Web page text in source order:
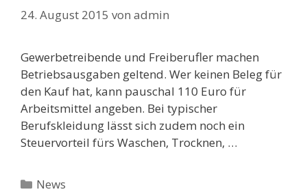
24. August 2015 von admin
Gewerbetreibende und Freiberufler machen
Betriebsausgaben geltend. Wer keinen Beleg für
den Kauf hat, kann pauschal 110 Euro für
Arbeitsmittel angeben. Bei typischer
Berufskleidung lässt sich zudem noch ein
Steuervorteil fürs Waschen, Trocknen, …
Kategorien
News